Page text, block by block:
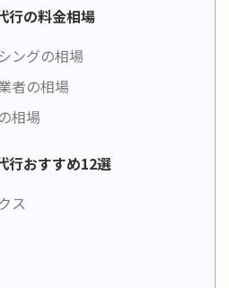
行の料金相場
ングの相場
者の相場
相場
行おすすめ12選
ス